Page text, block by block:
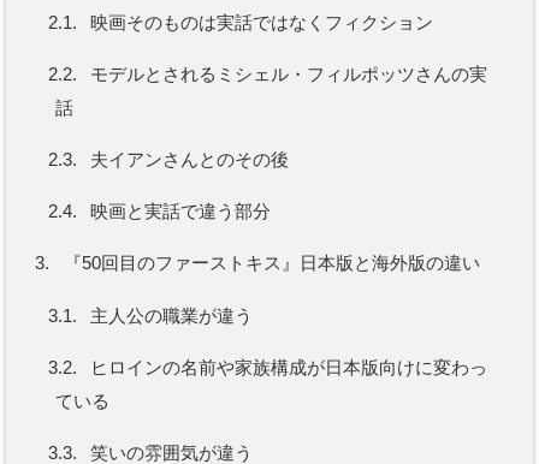
2.1. 映画そのものは実話ではなくフィクション
2.2.
モデルとされるミシェル・フィルポッツさんの実
話
2.3. 夫イアンさんとのその後
2.4. 映画と実話で違う部分
3. 『50回目のファーストキス』日本版と海外版の違い
3.1. 主人公の職業が違う
3.2.
ヒロインの名前や家族構成が日本版向けに変わっ
ている
3.3. 笑いの雰囲気が違う